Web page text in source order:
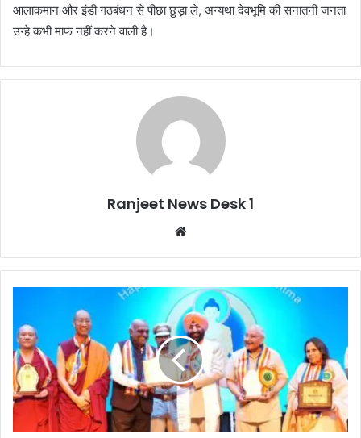
आलाकमान और इंडी गठबंधन से पीछा छुड़ा ले, अन्यथा देवभूमि की सनातनी जनता
उन्हे कभी माफ नहीं करने वाली है।
Ranjeet News Desk 1
te